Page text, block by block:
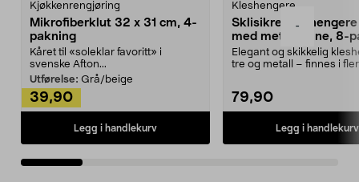
-
Kjøkkenrengjøring
Mikrofiberklut 32 x 31 cm, 4-
pakning
Kåret til «soleklar favoritt» i
svenske Afton...
Utførelse: Grå/beige
39,90
Legg i handlekurv
Kleshengere
Sklisikre
med metallpinne, 8-
Elegant og skikkelig
tre og metall – finnes i
79,90
Legg i handlekurv